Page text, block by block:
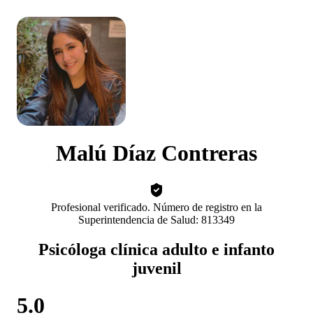
Malú Díaz Contreras
Profesional verificado. Número de registro en la
Superintendencia de Salud: 813349
Psicóloga clínica adulto e infanto
juvenil
5.0